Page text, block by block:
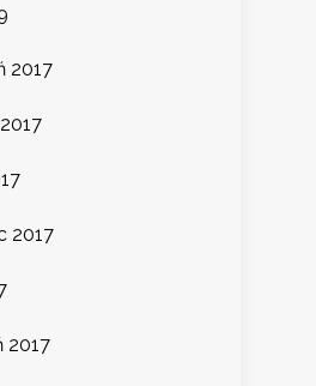
2017
2017
2017